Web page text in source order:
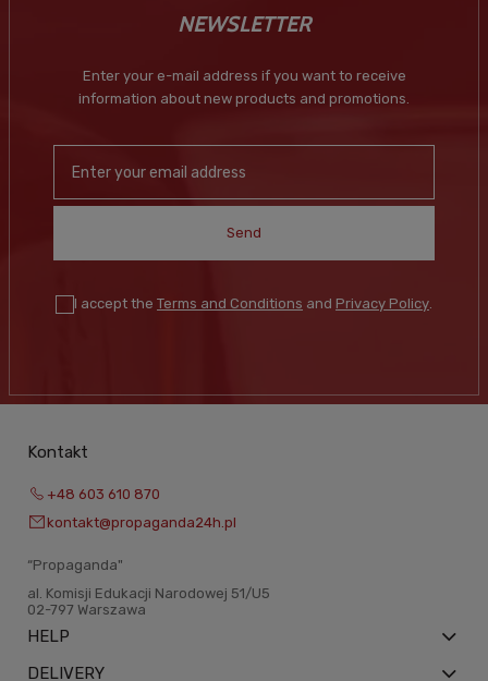
NEWSLETTER
Enter your e-mail address if you want to receive
information about new products and promotions.
Send
I accept the Terms and Conditions and Privacy Policy.
Kontakt
+48 603 610 870
kontakt@propaganda24h.pl
“Propaganda"
al. Komisji Edukacji Narodowej 51/U5
02-797 Warszawa
HELP
DELIVERY